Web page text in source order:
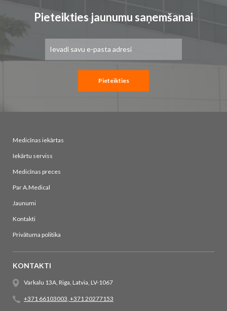
Pieteikties jaunumu saņemšanai
saņemšanai:
Pieteikties
Medicīnas iekārtas
Iekārtu serviss
Medicīnas preces
Par A.Medical
Jaunumi
Kontakti
Privātuma politika
KONTAKTI
Varkalu 13A, Riga, Latvia, LV-1067
+371 66103003 +371 20277153